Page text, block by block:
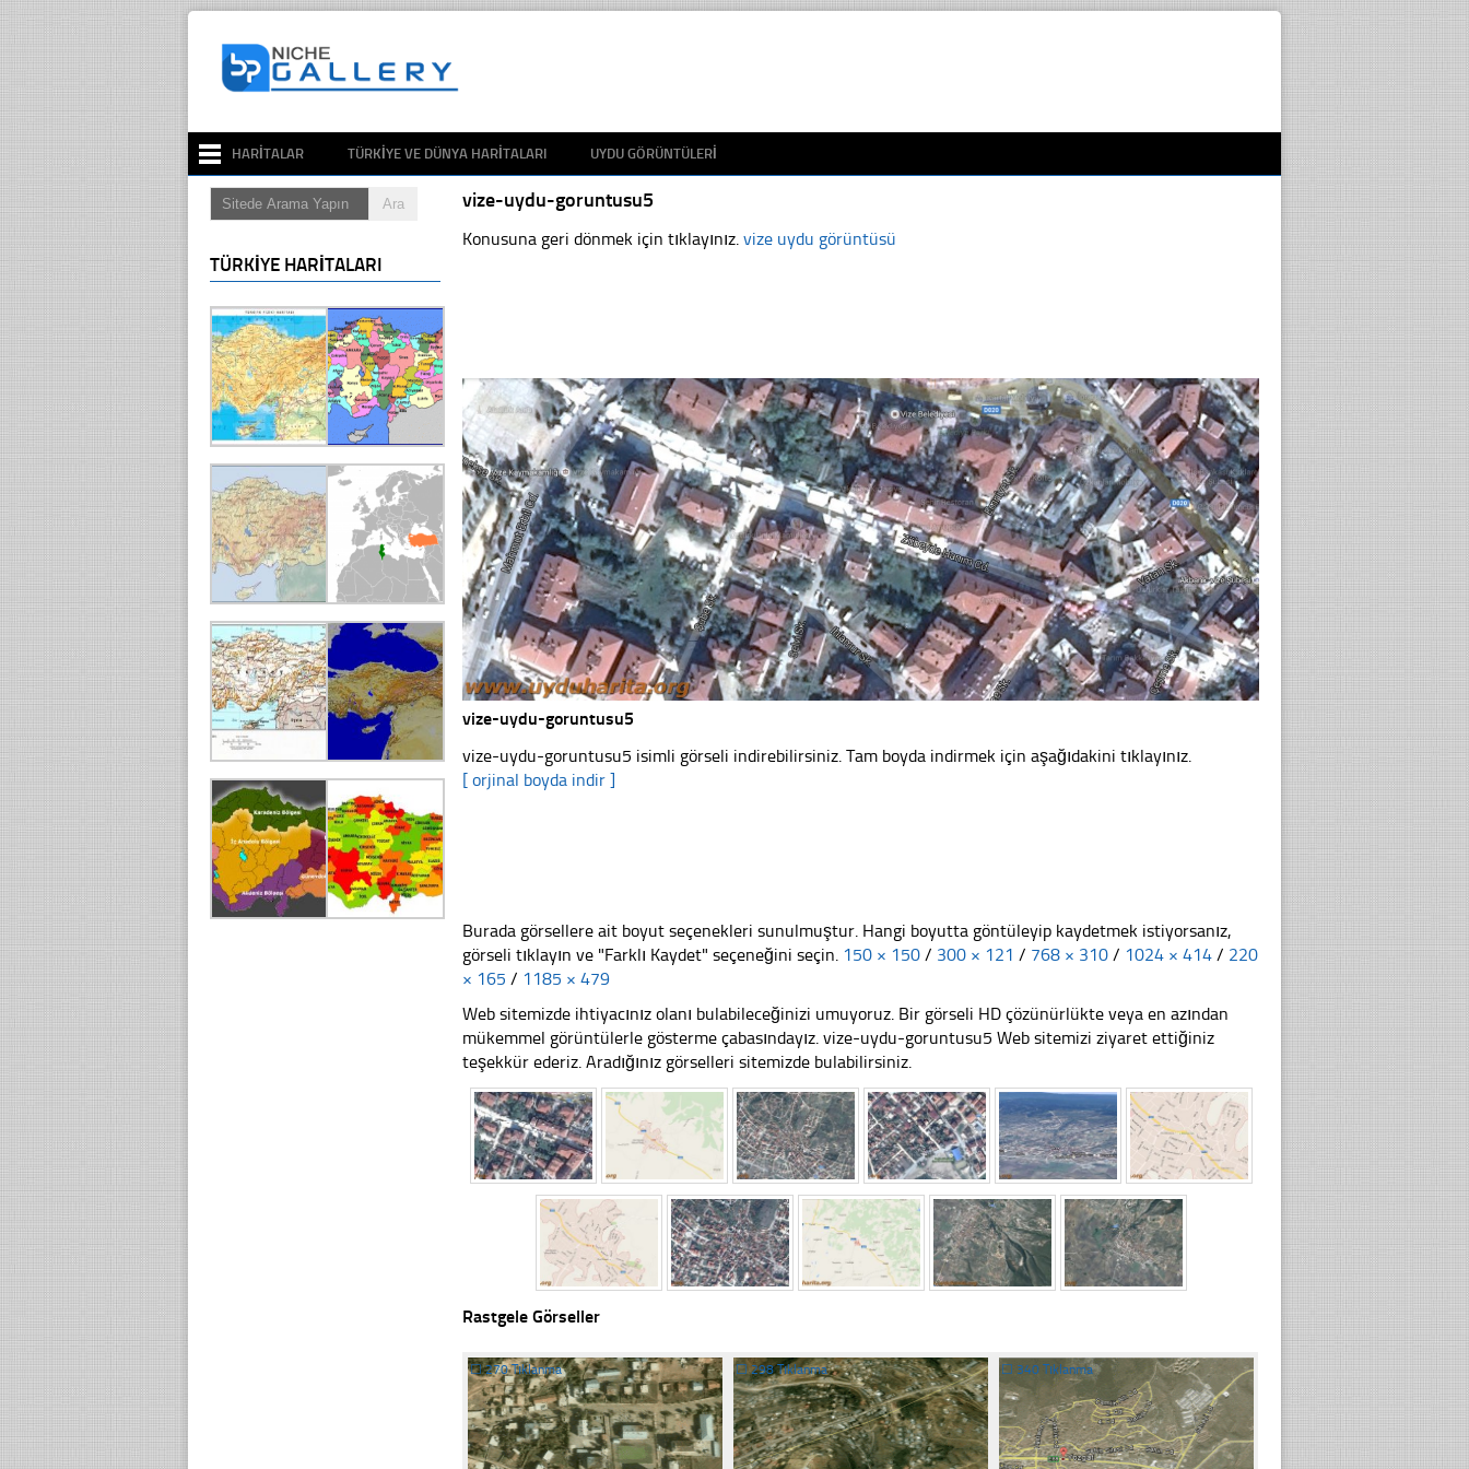
HARITALAR TÜRKIYE VE DÜNYA HARITALARI UYDU GÖRÜNTÜLERI
vize-uydu-goruntusu5
Konusuna geri dönmek için tıklayınız.vize uydu görüntüsü
vize-uydu-goruntusu5
vize-uydu-goruntusu5 isimli görseli indirebilirsiniz. Tam boyda indirmek için aşağıdakini tıklayınız.
[ orjinal boyda indir ]
Burada görsellere ait boyut seçenekleri sunulmuştur. Hangi boyutta göntüleyip kaydetmek istiyorsanız,
görseli tıklayın ve "Farklı Kaydet" seçeneğini seçin. 150 × 150 / 300 × 121 / 768 × 310 / 1024 × 414 / 220
× 165 / 1185 × 479
Web sitemizde ihtiyacınız olanı bulabileceğinizi umuyoruz. Bir görseli HD çözünürlükte veya en azından
mükemmel görüntülerle gösterme çabasındayız. vize-uydu-goruntusu5 Web sitemizi ziyaret ettiğiniz
teşekkür ederiz. Aradığınız görselleri sitemizde bulabilirsiniz.
Rastgele Görseller
☐270 Tıklanma ☐ 298 Tıklanma ☐ 340 Tıklanma
TÜRKIYE HARITALARI